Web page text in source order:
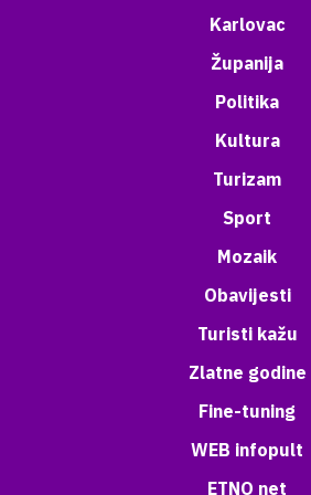
Karlovac
Županija
Politika
Kultura
Turizam
Sport
Mozaik
Obavijesti
Turisti kažu
Zlatne godine
Fine-tuning
WEB infopult
ETNO net